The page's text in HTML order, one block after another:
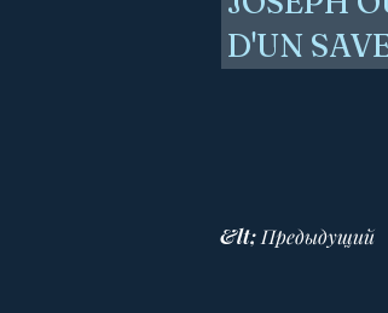
D'UN
&lt; Предыдущий